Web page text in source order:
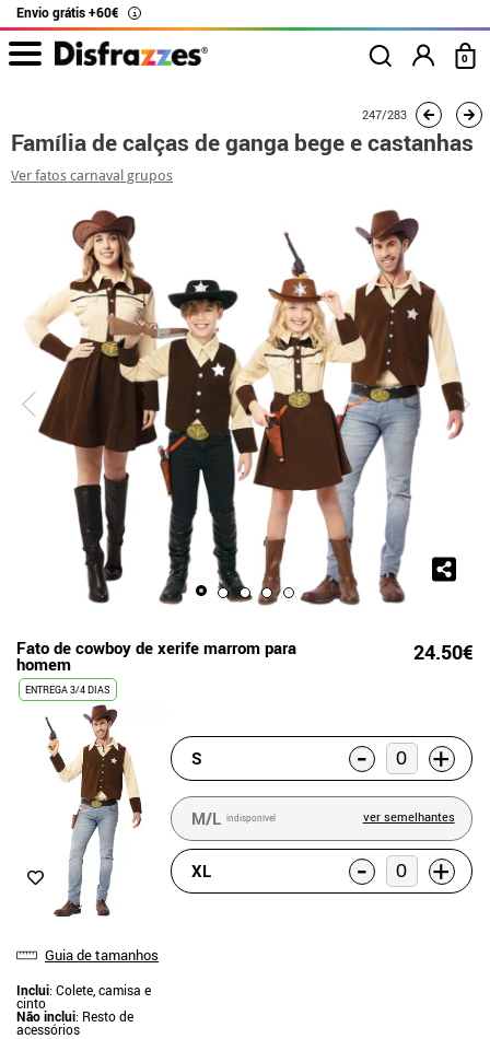
Envio grátis +60€ i
0
Família de calças de ganga bege e castanhas
247/283
Família de calças de ganga bege e castanhas
Ver fatos carnaval grupos
Fato de cowboy de xerife marrom para
homem 24.50€
ENTREGA 3/4 DIAS
Guia de tamanhos
Inclui: Colete, camisa e
cinto
Não inclui: Resto de
acessórios
S - +
M/L indisponível ver semelhantes
XL - +